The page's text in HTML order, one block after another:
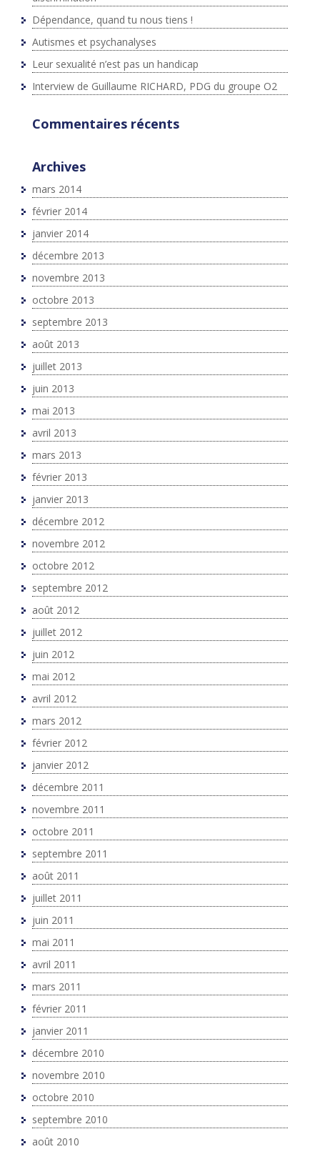
Dépendance, quand tu nous tiens !
Autismes et psychanalyses
Leur sexualité n’est pas un handicap
Interview de Guillaume RICHARD, PDG du groupe O2
Commentaires récents
Archives
mars 2014
février 2014
janvier 2014
décembre 2013
novembre 2013
octobre 2013
septembre 2013
août 2013
juillet 2013
juin 2013
mai 2013
avril 2013
mars 2013
février 2013
janvier 2013
décembre 2012
novembre 2012
octobre 2012
septembre 2012
août 2012
juillet 2012
juin 2012
mai 2012
avril 2012
mars 2012
février 2012
janvier 2012
décembre 2011
novembre 2011
octobre 2011
septembre 2011
août 2011
juillet 2011
juin 2011
mai 2011
avril 2011
mars 2011
février 2011
janvier 2011
décembre 2010
novembre 2010
octobre 2010
septembre 2010
août 2010